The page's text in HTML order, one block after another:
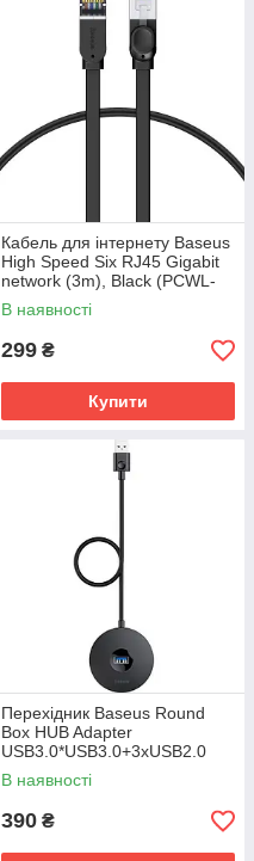
Кабель для інтернету Baseus
High Speed Six RJ45 Gigabit
network (3m), Black (PCWL-
C01)
В наявності
299 ₴
Купити
Перехідник Baseus Round
Box HUB Adapter
USB3.0*USB3.0+3xUSB2.0
(1м) Чорний (CAHUB-U01)
В наявності
390 ₴